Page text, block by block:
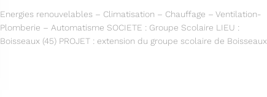
Energies renouvelables – Climatisation – Chauffage – Ventilation-
Plomberie – Automatisme SOCIETE : Groupe Scolaire LIEU :
Boisseaux (45) PROJET : extension du groupe scolaire de Boisseaux